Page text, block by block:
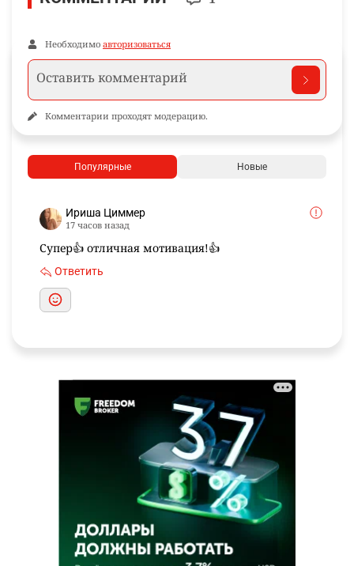
Необходимо авторизоваться
Комментарии проходят модерацию.
Популярные Новые
Ириша Циммер
17 часов назад
Супер👍 отличная мотивация!👍
Ответить